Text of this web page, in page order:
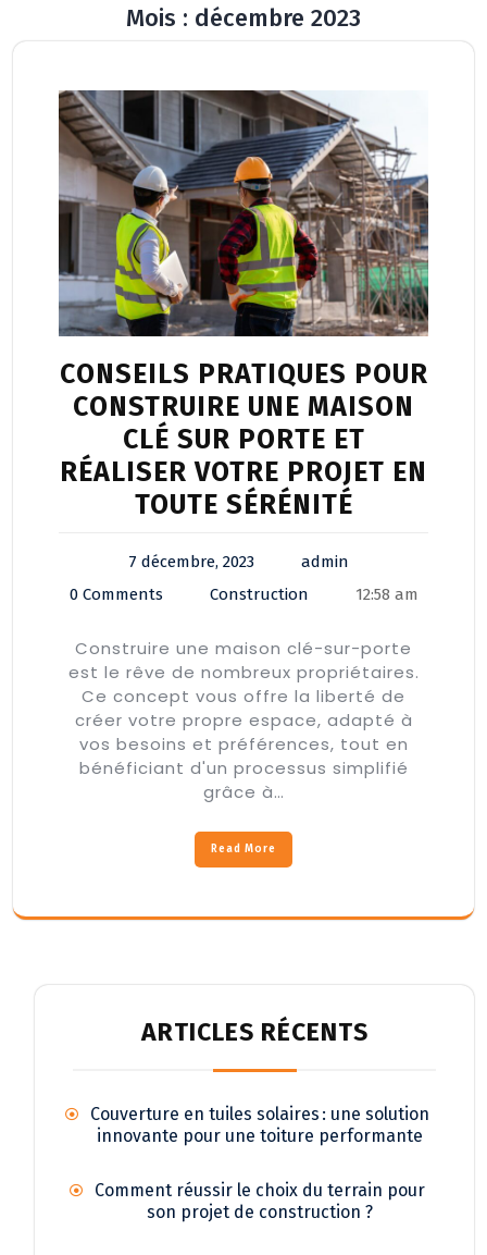
Button
Mois : décembre 2023
CONSEILS PRATIQUES POUR
CONSTRUIRE UNE MAISON
CLÉ SUR PORTE ET
RÉALISER VOTRE PROJET EN
TOUTE SÉRÉNITÉ
7 décembre, 2023
admin
0 Comments
Construction 12:58 am
Construire une maison clé-sur-porte
est le rêve de nombreux propriétaires.
Ce concept vous offre la liberté de
créer votre propre espace, adapté à
vos besoins et préférences, tout en
bénéficiant d'un processus simplifié
grâce à…
Read More
ARTICLES RÉCENTS
Couverture en tuiles solaires : une solution
innovante pour une toiture performante
Comment réussir le choix du terrain pour
son projet de construction ?